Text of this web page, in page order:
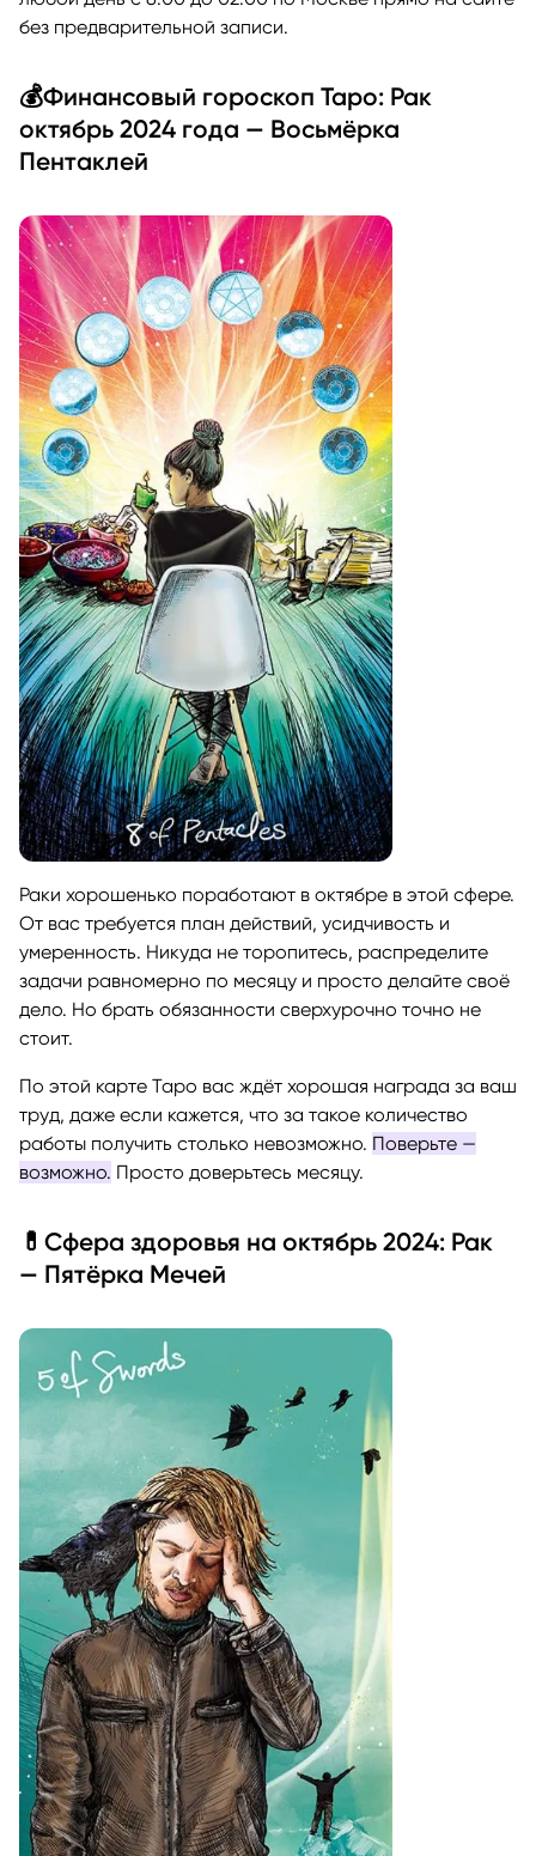
без предварительной записи.
💰Финансовый гороскоп Таро: Рак
октябрь 2024 года — Восьмёрка
Пентаклей
Раки хорошенько поработают в октябре в этой сфере.
От вас требуется план действий, усидчивость и
умеренность. Никуда не торопитесь, распределите
задачи равномерно по месяцу и просто делайте своё
дело. Но брать обязанности сверхурочно точно не
стоит.
По этой карте Таро вас ждёт хорошая награда за ваш
труд, даже если кажется, что за такое количество
работы получить столько невозможно. Поверьте —
возможно. Просто доверьтесь месяцу.
💊Сфера здоровья на октябрь 2024: Рак
— Пятёрка Мечей